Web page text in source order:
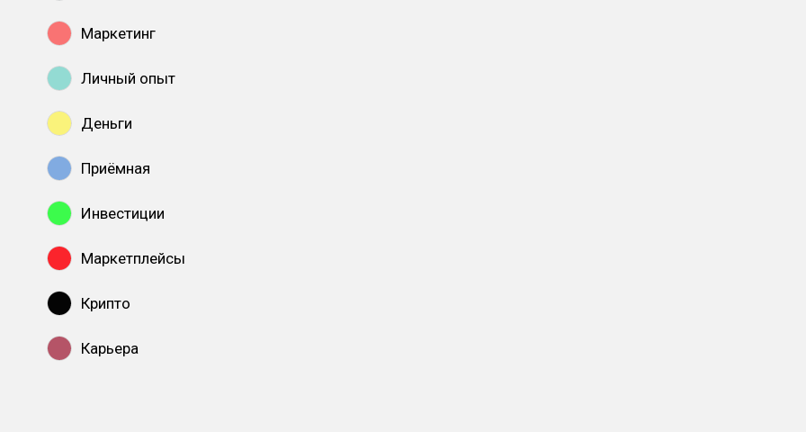
Маркетинг
Личный опыт
Деньги
Приёмная
Инвестиции
Маркетплейсы
Крипто
Карьера